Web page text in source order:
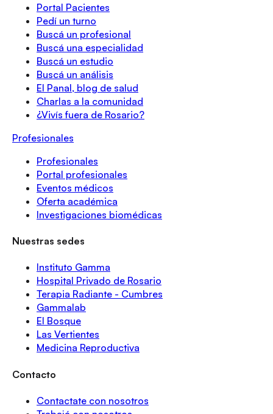
Portal Pacientes
Pedí un turno
Buscá un profesional
Buscá una especialidad
Buscá un estudio
Buscá un análisis
El Panal, blog de salud
Charlas a la comunidad
¿Vivís fuera de Rosario?
Profesionales
Profesionales
Portal profesionales
Eventos médicos
Oferta académica
Investigaciones biomédicas
Nuestras sedes
Instituto Gamma
Hospital Privado de Rosario
Terapia Radiante - Cumbres
Gammalab
El Bosque
Las Vertientes
Medicina Reproductiva
Contacto
Contactate con nosotros